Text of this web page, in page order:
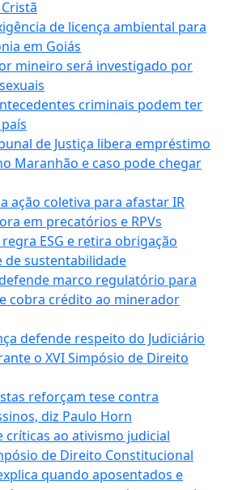
de licença ambiental para
em Goiás
mineiro será investigado por
criminais podem ter
de Justiça libera empréstimo
Maranhão e caso pode chegar
ação coletiva para afastar IR
em precatórios e RPVs
ESG e retira obrigação
sustentabilidade
marco regulatório para
cobra crédito ao minerador
defende respeito do Judiciário
o XVI Simpósio de Direito
reforçam tese contra
diz Paulo Horn
críticas ao ativismo judicial
de Direito Constitucional
quando aposentados e